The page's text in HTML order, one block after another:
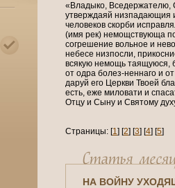
«Владыко, Вседержателю,
утверждаяй низпадающия
человеков скорби
(имя рек) немощствующа
согрешение вольное и
небесе низпосли,
всякую немощь таящуюся,
от одра болез-неннаго и
даруй его Церкви Твоей
есть, еже миловати и
Отцу и Сыну и Святому
Страницы: [1] [2] [3] [4] [5]
НА ВОЙНУ